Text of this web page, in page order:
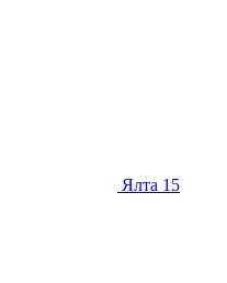
Ялта 15